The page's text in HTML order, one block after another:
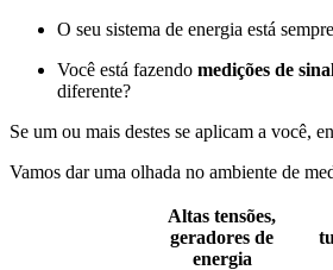
O seu sistema de energia está
Você está fazendo medições de
diferente?
Se um ou mais destes se aplicam a você,
Vamos dar uma olhada no ambiente de
Altas tensões,
geradores de
energia